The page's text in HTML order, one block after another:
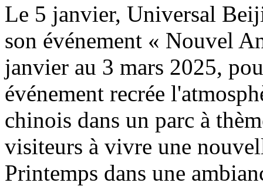
Le 5 janvier, Universal
son événement « Nouvel
janvier au 3 mars 2025,
événement recrée
chinois dans un parc à
visiteurs à vivre une
Printemps dans une